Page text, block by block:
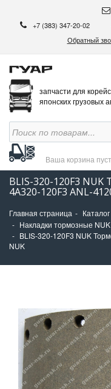
+7 (383) 347-20-02
Обратный
запчасти для
японских грузовых
Ваша корзина
BLIS-320-120F3
4A320-120F3 ANL-
Главная страница Каталог
Накладки тормозные NUK
BLIS-320-120F3 NUK
NUK